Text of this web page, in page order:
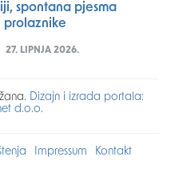
spontana pjesma
prolaznike
27. LIPNJA 2026.
Dizajn i izrada portala:
d.o.o.
Impressum Kontakt